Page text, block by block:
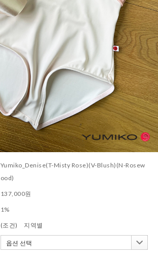
Yumiko_Denise(T-Misty Rose)(V-Blush)(N-Rosew
ood)
137,000원
1%
(조건) 지역별